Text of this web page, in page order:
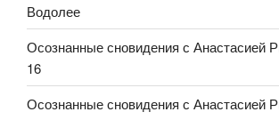
Водолее
Осознанные сновидения с Анастасией
16
Осознанные сновидения с Анастасией